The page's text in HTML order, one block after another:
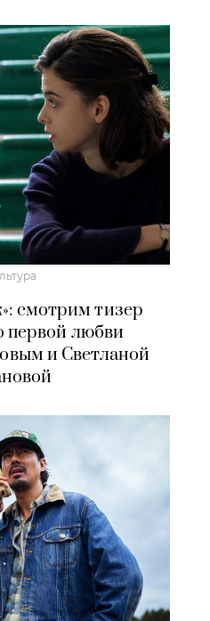
смотрим тизер
первой любви
и Светланой